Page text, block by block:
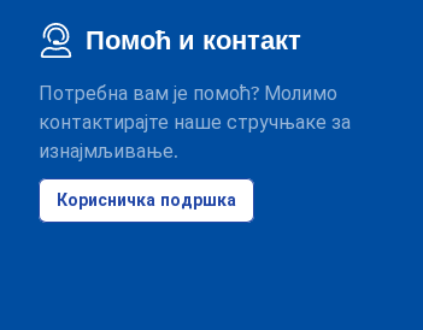
Помоћ и контакт
Потребна вам је помоћ? Молимо
контактирајте наше стручњаке за
изнајмљивање.
Корисничка подршка